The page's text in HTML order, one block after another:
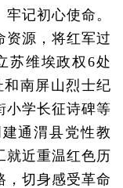
记初心使命。
资源，将红军过
苏维埃政权6处
南屏山烈士纪
小学长征诗碑等
通渭县党性教
就近重温红色历
，切身感受革命